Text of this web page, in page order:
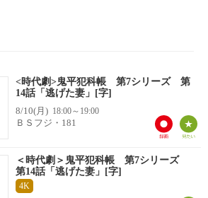
<時代劇>鬼平犯科帳 第7シリーズ 第
14話「逃げた妻」[字]
8/10(月) 18:00～19:00
ＢＳフジ・181
＜時代劇＞鬼平犯科帳 第7シリーズ
第14話「逃げた妻」[字]
4K